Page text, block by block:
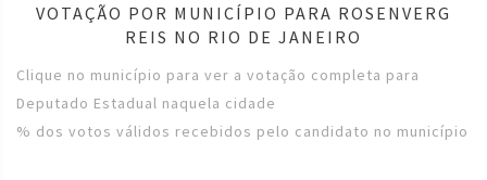
VOTAÇÃO POR MUNICÍPIO PARA ROSENVERG
REIS NO RIO DE JANEIRO
Clique no município para ver a votação completa para
Deputado Estadual naquela cidade
% dos votos válidos recebidos pelo candidato no município